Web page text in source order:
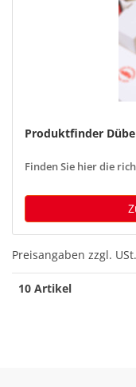
Produktfinder
Finden Sie hier die
Preisangaben zzgl. USt.
10 Artikel